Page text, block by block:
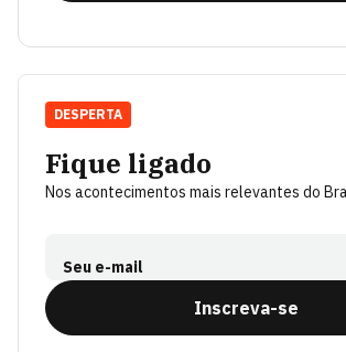
Fique ligado
Nos acontecimentos mais relevantes do
Seu e-mail
Inscreva-se
DESPERTA